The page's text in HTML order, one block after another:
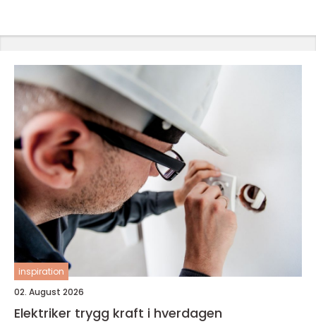
inspiration
02. August 2026
Elektriker trygg kraft i hverdagen